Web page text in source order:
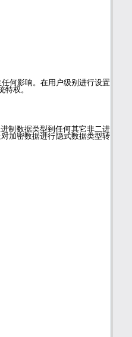
何影响。在用户级别进行设置
权。
制数据类型到任何其它非二进
加密数据进行隐式数据类型转